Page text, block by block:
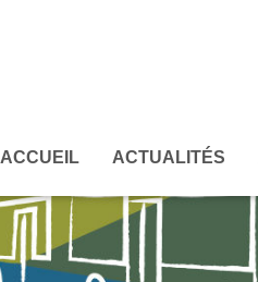
ACCUEIL ACTUALITÉS